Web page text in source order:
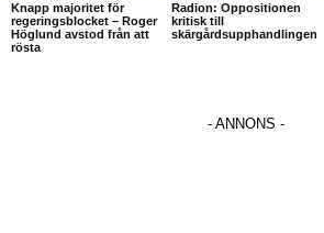
Knapp majoritet för
regeringsblocket – Roger
Höglund avstod från att
rösta
Radion: Oppositionen
kritisk till
skärgårdsupphandlingen